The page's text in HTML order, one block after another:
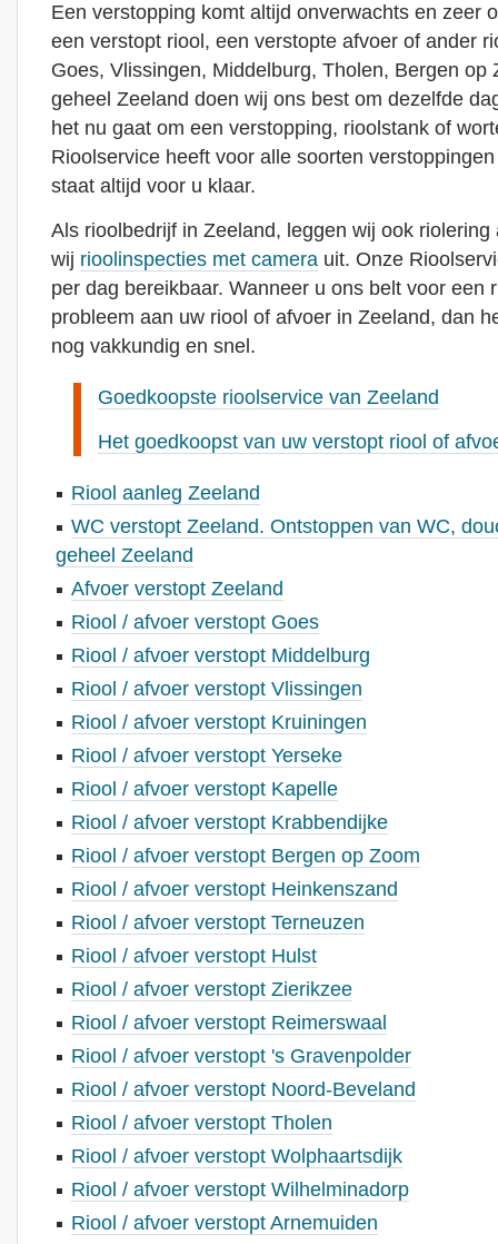
Een verstopping komt altijd onverwachts en zeer
een verstopt riool, een verstopte afvoer of ander
Goes, Vlissingen, Middelburg, Tholen, Bergen op
geheel Zeeland doen wij ons best om dezelfde
het nu gaat om een verstopping, rioolstank of
Rioolservice heeft voor alle soorten
staat altijd voor u klaar.
Als rioolbedrijf in Zeeland, leggen wij ook
wij rioolinspecties met camera uit. Onze
per dag bereikbaar. Wanneer u ons belt voor een
probleem aan uw riool of afvoer in Zeeland, dan
nog vakkundig en snel.
Goedkoopste rioolservice van Zeeland
Het goedkoopst van uw verstopt riool of
Riool aanleg Zeeland
WC verstopt Zeeland. Ontstoppen van WC,
geheel Zeeland
Afvoer verstopt Zeeland
Riool / afvoer verstopt Goes
Riool / afvoer verstopt Middelburg
Riool / afvoer verstopt Vlissingen
Riool / afvoer verstopt Kruiningen
Riool / afvoer verstopt Yerseke
Riool / afvoer verstopt Kapelle
Riool / afvoer verstopt Krabbendijke
Riool / afvoer verstopt Bergen op Zoom
Riool / afvoer verstopt Heinkenszand
Riool / afvoer verstopt Terneuzen
Riool / afvoer verstopt Hulst
Riool / afvoer verstopt Zierikzee
Riool / afvoer verstopt Reimerswaal
Riool / afvoer verstopt 's Gravenpolder
Riool / afvoer verstopt Noord-Beveland
Riool / afvoer verstopt Tholen
Riool / afvoer verstopt Wolphaartsdijk
Riool / afvoer verstopt Wilhelminadorp
Riool / afvoer verstopt Arnemuiden